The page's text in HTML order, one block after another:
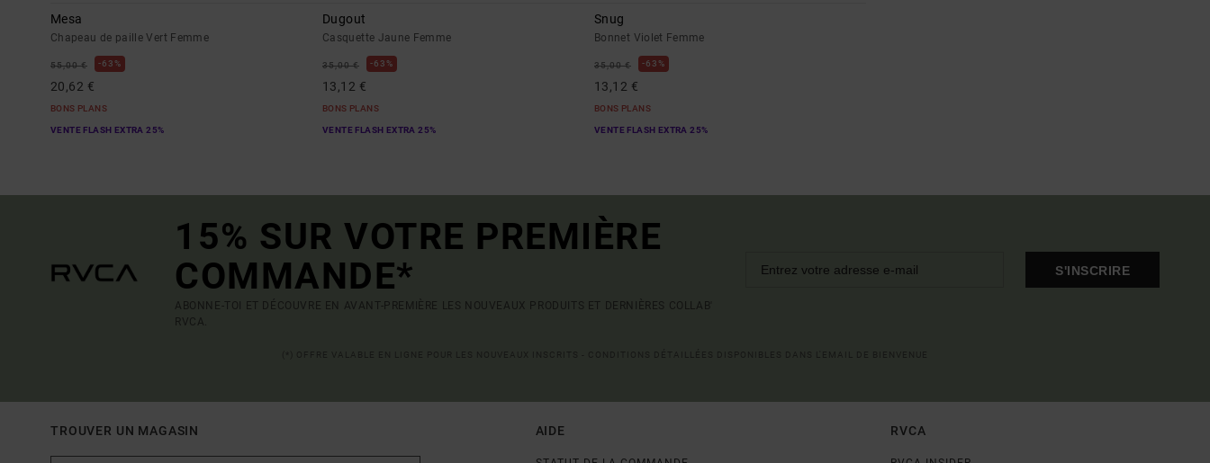
Mesa
Chapeau de paille Vert Femme
55,00 € 63%
20,62 €
BONS PLANS
VENTE FLASH EXTRA 25%
Dugout
Casquette Jaune Femme
35,00 € 63%
13,12 €
BONS PLANS
VENTE FLASH EXTRA 25%
Snug
Bonnet Violet Femme
35,00 € 63%
13,12 €
BONS PLANS
VENTE FLASH EXTRA 25%
15% SUR VOTRE PREMIÈRE
COMMANDE*
ABONNE-TOI ET DÉCOUVRE EN AVANT-PREMIÈRE LES NOUVEAUX PRODUITS ET DERNIÈRES COLLAB'
RVCA.
S'INSCRIRE
TROUVER UN MAGASIN AIDE RVCA